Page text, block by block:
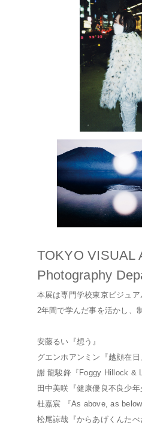
TOKYO VISUAL
Photography
本展は専門学校東京ビジュア
2年間で学んだ事を活かし、
安藤るい『想う』
グエンホアンミン『越顔在日
謝 龍駿鋒『Foggy Hillock &
田中美咲『健康優良不良少年
杜嘉宸 『As above, as below
松尾諒哉『からあげくんたべ